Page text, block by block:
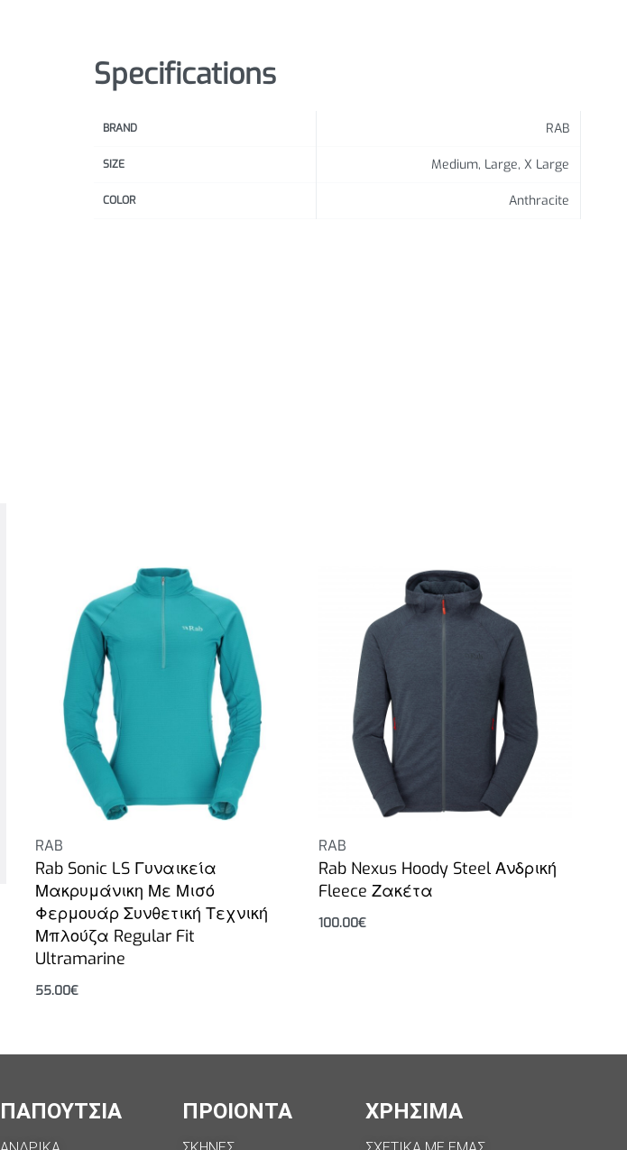
Specifications
BRAND RAB
SIZE Medium, Large, X Large
COLOR Anthracite
RAB
Rab Sonic LS Γυναικεία
Μακρυμάνικη Με Μισό
Φερμουάρ Συνθετική Τεχνική
Μπλούζα Regular Fit
Ultramarine
55.00€
RAB
Rab Nexus Hoody Steel Ανδρική
Fleece Ζακέτα
100.00€
ΠΑΠΟΥΤΣΙΑ ΠΡΟΙΟΝΤΑ ΧΡΗΣΙΜΑ